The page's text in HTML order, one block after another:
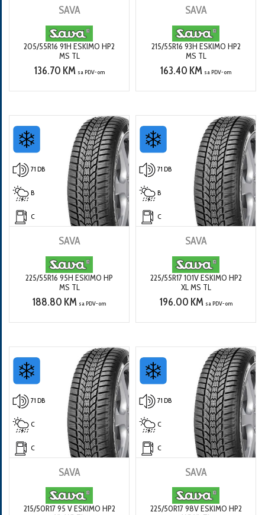
SAVA
205/55R16 91H ESKIMO HP2
MS TL
136.70 KM sa PDV-om
SAVA
215/55R16 93H ESKIMO HP2
MS TL
163.40 KM sa PDV-om
71 DB
B
C
SAVA
225/55R16 95H ESKIMO HP
MS TL
188.80 KM sa PDV-om
71 DB
B
C
SAVA
225/55R17 101V ESKIMO HP2
XL MS TL
196.00 KM sa PDV-om
71 DB
C
C
SAVA
215/50R17 95 V ESKIMO HP2
71 DB
C
C
SAVA
225/50R17 98V ESKIMO HP2